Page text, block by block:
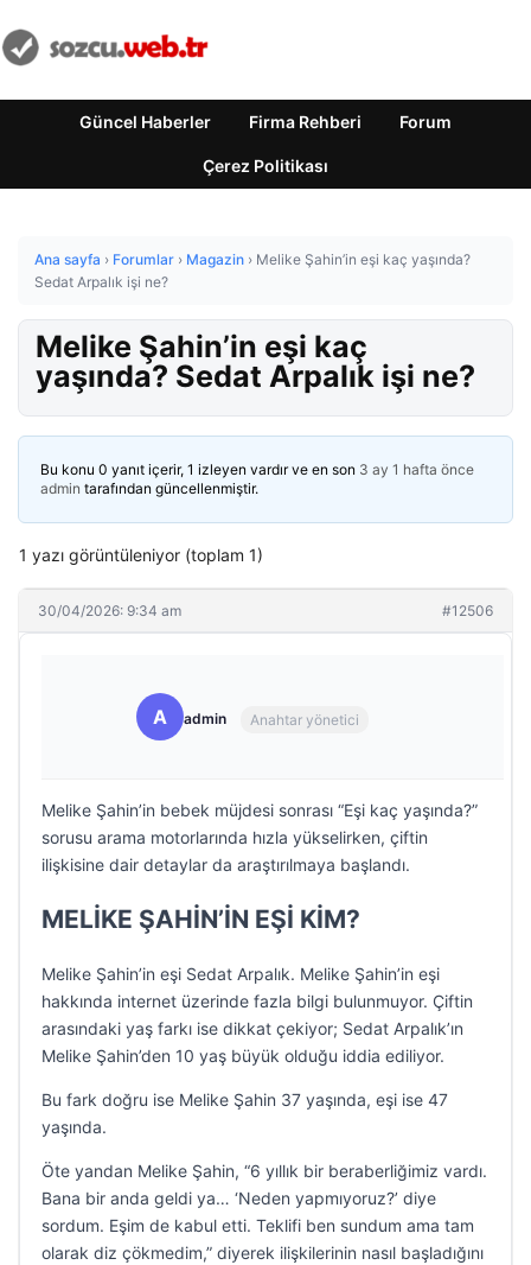
Güncel Haberler Firma Rehberi Forum
Çerez Politikası
Ana sayfa › Forumlar › Magazin › Melike Şahin’in eşi kaç yaşında?
Sedat Arpalık işi ne?
Melike Şahin’in eşi kaç
yaşında? Sedat Arpalık işi ne?
Bu konu 0 yanıt içerir, 1 izleyen vardır ve en son 3 ay 1 hafta önce
admin tarafından güncellenmiştir.
1 yazı görüntüleniyor (toplam 1)
30/04/2026: 9:34 am #12506
A admin Anahtar yönetici
Melike Şahin’in bebek müjdesi sonrası “Eşi kaç yaşında?”
sorusu arama motorlarında hızla yükselirken, çiftin
ilişkisine dair detaylar da araştırılmaya başlandı.
MELİKE ŞAHİN’İN EŞİ KİM?
Melike Şahin’in eşi Sedat Arpalık. Melike Şahin’in eşi
hakkında internet üzerinde fazla bilgi bulunmuyor. Çiftin
arasındaki yaş farkı ise dikkat çekiyor; Sedat Arpalık’ın
Melike Şahin’den 10 yaş büyük olduğu iddia ediliyor.
Bu fark doğru ise Melike Şahin 37 yaşında, eşi ise 47
yaşında.
Öte yandan Melike Şahin, “6 yıllık bir beraberliğimiz vardı.
Bana bir anda geldi ya… ‘Neden yapmıyoruz?’ diye
sordum. Eşim de kabul etti. Teklifi ben sundum ama tam
olarak diz çökmedim,” diyerek ilişkilerinin nasıl başladığını